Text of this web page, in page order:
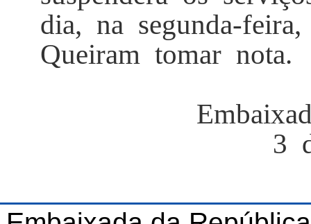
dia, na segunda-
Queiram tomar nota.
3